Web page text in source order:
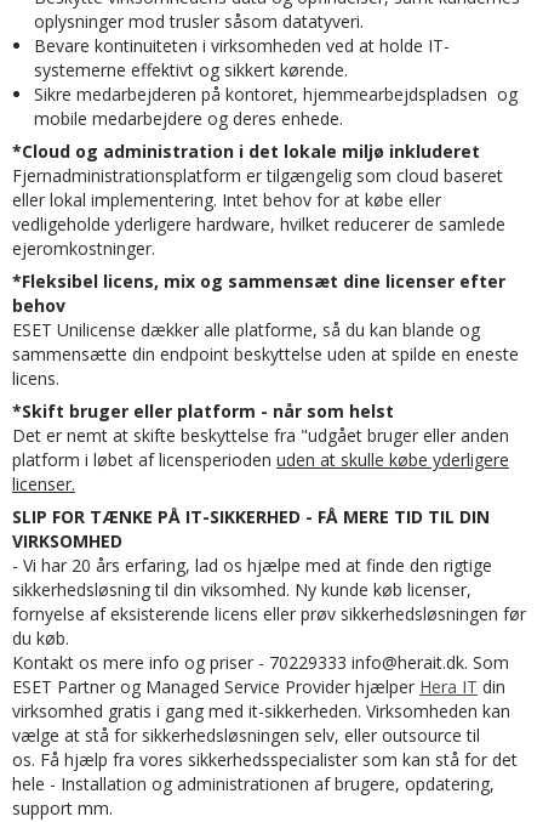
oplysninger mod trusler såsom datatyveri.
Bevare kontinuiteten i virksomheden ved at holde IT-
systemerne effektivt og sikkert kørende.
Sikre medarbejderen på kontoret, hjemmearbejdspladsen og
mobile medarbejdere og deres enhede.
*Cloud og administration i det lokale miljø inkluderet
Fjernadministrationsplatform er tilgængelig som cloud baseret
eller lokal implementering. Intet behov for at købe eller
vedligeholde yderligere hardware, hvilket reducerer de samlede
ejeromkostninger.
*Fleksibel licens, mix og sammensæt dine licenser efter
behov
ESET Unilicense dækker alle platforme, så du kan blande og
sammensætte din endpoint beskyttelse uden at spilde en eneste
licens.
*Skift bruger eller platform - når som helst
Det er nemt at skifte beskyttelse fra "udgået bruger eller anden
platform i løbet af licensperioden uden at skulle købe yderligere
licenser.
SLIP FOR TÆNKE PÅ IT-SIKKERHED - FÅ MERE TID TIL DIN
VIRKSOMHED
- Vi har 20 års erfaring, lad os hjælpe med at finde den rigtige
sikkerhedsløsning til din viksomhed. Ny kunde køb licenser,
fornyelse af eksisterende licens eller prøv sikkerhedsløsningen før
du køb.
Kontakt os mere info og priser - 70229333 info@herait.dk. Som
ESET Partner og Managed Service Provider hjælper Hera IT din
virksomhed gratis i gang med it-sikkerheden. Virksomheden kan
vælge at stå for sikkerhedsløsningen selv, eller outsource til
os. Få hjælp fra vores sikkerhedsspecialister som kan stå for det
hele - Installation og administrationen af brugere, opdatering,
support mm.